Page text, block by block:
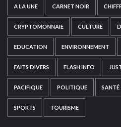
A LA UNE CARNET NOIR
CRYPTOMONNAIE CULTURE
EDUCATION ENVIRONNEMENT
FAITS DIVERS FLASH INFO
PACIFIQUE POLITIQUE SANTÉ
SPORTS TOURISME